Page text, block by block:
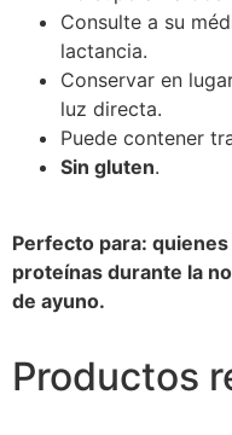
Consulte a su
lactancia.
Conservar en
luz directa.
Puede contener
Sin gluten.
Perfecto para:
proteínas durante la
de ayuno.
Productos